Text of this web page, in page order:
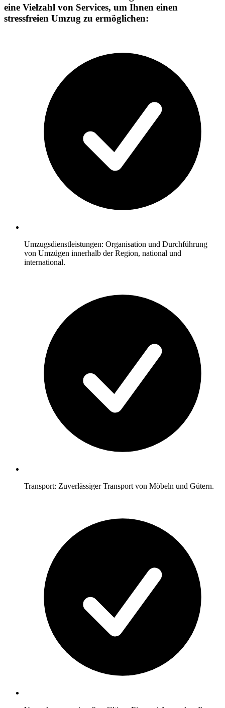
eine Vielzahl von Services, um Ihnen einen
stressfreien Umzug zu ermöglichen:
Umzugsdienstleistungen: Organisation und Durchführung
von Umzügen innerhalb der Region, national und
international.
Transport: Zuverlässiger Transport von Möbeln und Gütern.